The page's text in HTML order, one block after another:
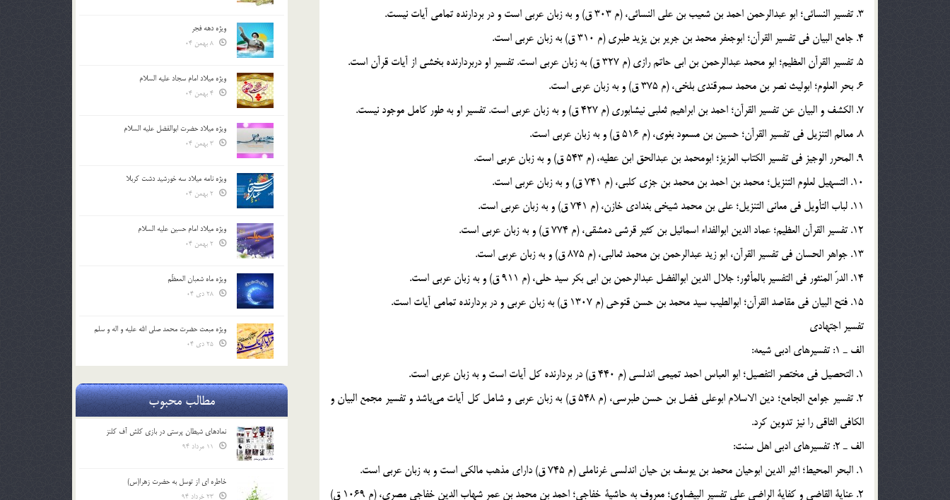
3. تفسير النسائي؛ ابو عبدالرحمن احمد بن شعيب بن علي النسائي، (م 303 ق) و به زبان عربي است و در بردارنده تمامي آيات نيست.
4. جامع البيان في تفسير القرآن؛ ابوجعفر محمد بن جرير بن يزيد طبري (م 310 ق) به زبان عربي است.
5. تفسير القرآن العظيم؛ ابو محمد عبدالرحمن بن ابي حاتم رازي (م 327 ق) به زبان عربي است. تفسير او دربردارنده بخشي از آيات قرآن است.
6. بحر العلوم؛ ابوليث نصر بن محمد سمرقندي بلخي، (م 375 ق) و به زبان عربي است.
7. الكشف و البيان عن تفسير القرآن؛ احمد بن ابراهيم ثعلبي نيشابوري (م 427 ق) و به زبان عربي است. تفسير او به طور كامل موجود نيست.
8. معالم التنزيل في تفسير القرآن؛ حسين بن مسعود بغوي، (م 516 ق) و به زبان عربي است.
9. المحرر الوجيز في تفسير الكتاب العزيز؛ ابومحمد بن عبدالحق ابن عطيه، (م 543 ق) و به زبان عربي است.
10. التسهيل لعلوم التنزيل؛ محمد بن احمد بن محمد بن جزي كلبي، (م 741 ق) و به زبان عربي است.
11. لباب التأويل في معاني التنزيل؛ علي بن محمد شيخي بغدادي خازن، (م 741 ق) و به زبان عربي است.
12. تفسير القرآن العظيم؛ عماد الدين ابوالفداء اسمائيل بن كثير قرشي دمشقي، (م 774 ق) و به زبان عربي است.
13. جواهر الحسان في تفسير القرآن، ابو زيد عبدالرحمن بن محمد ثعالبي، (م 875 ق) و به زبان عربي است.
14. الدرّ المنثور في التفسير بالمأثور؛ جلال الدين ابوالفضل عبدالرحمن بن ابي بكر سيد حلي، (م 911 ق) و به زبان عربي است.
15. فتح البيان في مقاصد القرآن؛ ابوالطيب سيد محمد بن حسن قنوحي (م 1307 ق) به زبان عربي و در بردارنده تمامي آيات است.
تفسير اجتهادي
الف ـ 1: تفسيرهاي ادبي شيعه:
1. التحصيل في مختصر التفصيل؛ ابو العباس احمد تميمي اندلسي (م 440 ق) در بردارنده كل آيات است و به زبان عربي است.
2. تفسير جوامع الجامع؛ دين الاسلام ابوعلي فضل بن حسن طبرسي، (م 548 ق) به زبان عربي و شامل كل آيات مي‎باشد و تفسير مجمع البيان و
الكافي الثاقي را نيز تدوين كرد.
الف ـ 2: تفسيرهاي ادبي اهل سنت:
1. البحر المحيط؛ اثير الدين ابوحيان محمد بن يوسف بن حيان اندلسي غرناملي (م 745 ق) داراي مذهب مالكي است و به زبان عربي است.
2. عناية القاضي و كفاية الراضي علي تفسير البيضاوي؛ معروف به حاشية خفاجي؛ احمد بن محمد بن عمر شهاب الدين خفاجي مصري، (م 1069 ق)
ویژه دهه فجر
ویژه میلاد امام سجاد علیه السلام
ویژه میلاد حضرت ابوالفضل علیه السلام
ویژه نامه میلاد سه خورشید دشت کربلا
ویژه میلاد امام حسین علیه السلام
ویژه ماه شعبان المعظّم
ویژه مبعث حضرت محمد صلی الله علیه و اله و سلم
مطالب محبوب
نمادهای شیطان پرستی در بازی کلش آف کلنز
خاطره ای از توسل به حضرت زهرا(س)